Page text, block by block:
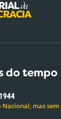
do tempo
Nacional, mas